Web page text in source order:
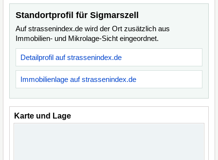
Standortprofil für Sigmarszell
Auf strassenindex.de wird der Ort zusätzlich aus
Immobilien- und Mikrolage-Sicht eingeordnet.
Detailprofil auf strassenindex.de
Immobilienlage auf strassenindex.de
Karte und Lage